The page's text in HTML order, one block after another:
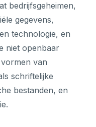
bedrijfsgeheimen,
gegevens,
technologie, en
niet openbaar
van
schriftelijke
bestanden, en